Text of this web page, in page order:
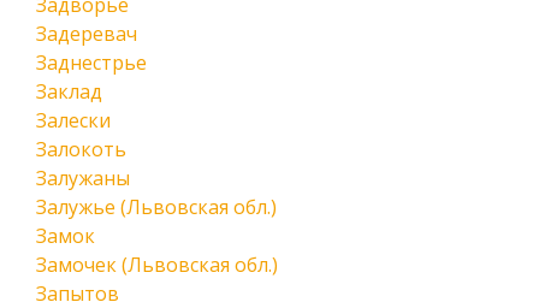
Задеревач
Заднестрье
Заклад
Залески
Залокоть
Залужаны
Залужье (Львовская обл.)
Замок
Замочек (Львовская обл.)
Запытов